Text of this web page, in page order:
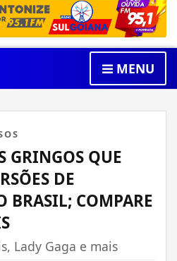
MENU
GRINGOS QUE
DE
BRASIL; COMPARE
Lady Gaga e mais